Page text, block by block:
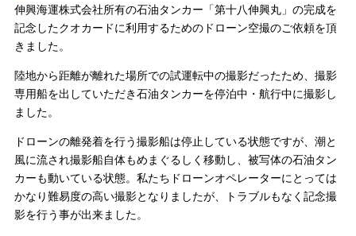
伸興海運株式会社所有の石油タンカー「第十八伸興丸」の完成を
記念したクオカードに利用するためのドローン空撮のご依頼を頂
きました。
陸地から距離が離れた場所での試運転中の撮影だったため、撮影
専用船を出していただき石油タンカーを停泊中・航行中に撮影し
ました。
ドローンの離発着を行う撮影船は停止している状態ですが、潮と
風に流され撮影船自体もめまぐるしく移動し、被写体の石油タン
カーも動いている状態。私たちドローンオペレーターにとっては
かなり難易度の高い撮影となりましたが、トラブルもなく記念撮
影を行う事が出来ました。